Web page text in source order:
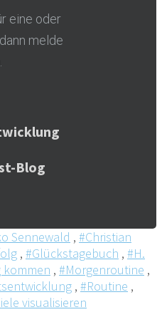
eine oder
melde
Blog
Sennewald , #Christian
, #Glückstagebuch , #H.
kommen , #Morgenroutine ,
, #Routine ,
visualisieren